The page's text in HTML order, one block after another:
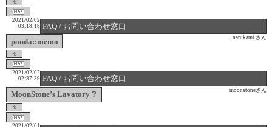
FAQ / お問い合わせ窓口
2021/02/02
03:18:18
pouda::memo narukami さん
FAQ / お問い合わせ窓口
2021/02/02
02:37:39
MoonStone’s Lavatory？ moonstoneさん